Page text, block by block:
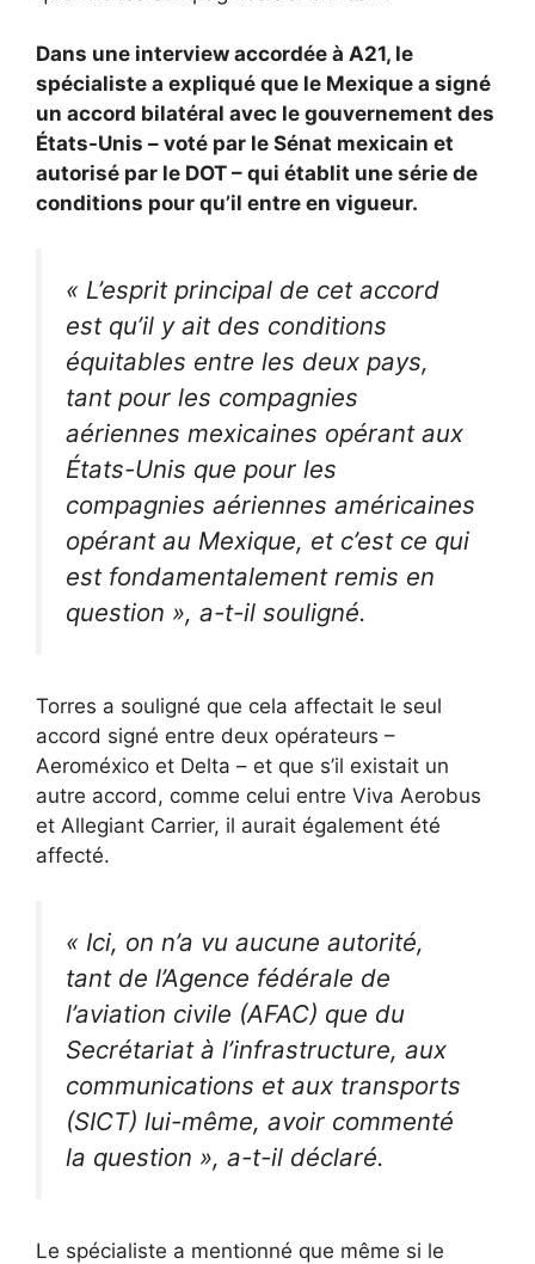
Dans une interview accordée à A21, le
spécialiste a expliqué que le Mexique a signé
un accord bilatéral avec le gouvernement des
États-Unis – voté par le Sénat mexicain et
autorisé par le DOT – qui établit une série de
conditions pour qu’il entre en vigueur.
« L’esprit principal de cet accord
est qu’il y ait des conditions
équitables entre les deux pays,
tant pour les compagnies
aériennes mexicaines opérant aux
États-Unis que pour les
compagnies aériennes américaines
opérant au Mexique, et c’est ce qui
est fondamentalement remis en
question », a-t-il souligné.
Torres a souligné que cela affectait le seul
accord signé entre deux opérateurs –
Aeroméxico et Delta – et que s’il existait un
autre accord, comme celui entre Viva Aerobus
et Allegiant Carrier, il aurait également été
affecté.
« Ici, on n’a vu aucune autorité,
tant de l’Agence fédérale de
l’aviation civile (AFAC) que du
Secrétariat à l’infrastructure, aux
communications et aux transports
(SICT) lui-même, avoir commenté
la question », a-t-il déclaré.
Le spécialiste a mentionné que même si le